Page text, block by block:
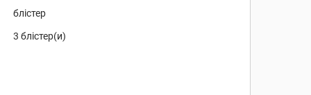
блістер
3 блістер(и)